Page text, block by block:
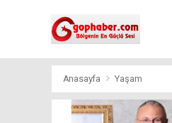
Anasayfa Yaşam